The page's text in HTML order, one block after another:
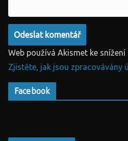
Web používá Akismet ke
Zjistěte, jak jsou zpracovávány
Facebook